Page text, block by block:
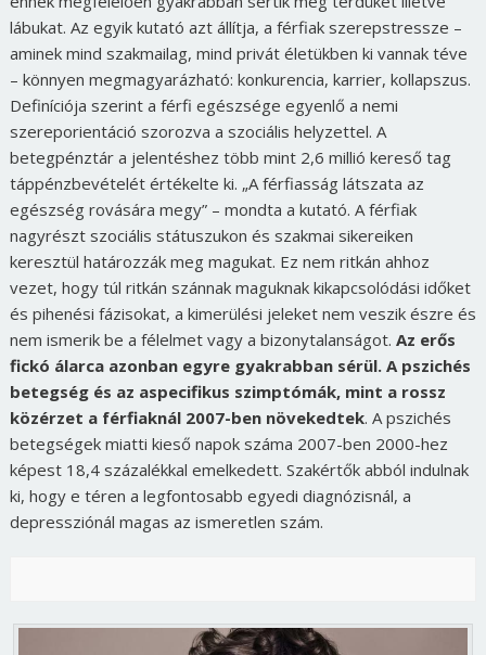
lábukat. Az egyik kutató azt állítja, a férfiak szerepstressze –
aminek mind szakmailag, mind privát életükben ki vannak téve
– könnyen megmagyarázható: konkurencia, karrier, kollapszus.
Definíciója szerint a férfi egészsége egyenlő a nemi
szereporientáció szorozva a szociális helyzettel. A
betegpénztár a jelentéshez több mint 2,6 millió kereső tag
táppénzbevételét értékelte ki. „A férfiasság látszata az
egészség rovására megy” – mondta a kutató. A férfiak
nagyrészt szociális státuszukon és szakmai sikereiken
keresztül határozzák meg magukat. Ez nem ritkán ahhoz
vezet, hogy túl ritkán szánnak maguknak kikapcsolódási időket
és pihenési fázisokat, a kimerülési jeleket nem veszik észre és
nem ismerik be a félelmet vagy a bizonytalanságot. Az erős
fickó álarca azonban egyre gyakrabban sérül. A pszichés
betegség és az aspecifikus szimptómák, mint a rossz
közérzet a férfiaknál 2007-ben növekedtek. A pszichés
betegségek miatti kieső napok száma 2007-ben 2000-hez
képest 18,4 százalékkal emelkedett. Szakértők abból indulnak
ki, hogy e téren a legfontosabb egyedi diagnózisnál, a
depressziónál magas az ismeretlen szám.